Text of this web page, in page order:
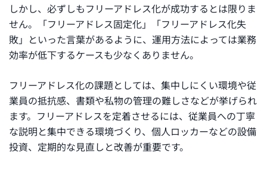
しかし、必ずしもフリーアドレス化が成功するとは限りま
せん。「フリーアドレス固定化」「フリーアドレス化失
敗」といった言葉があるように、運用方法によっては業務
効率が低下するケースも少なくありません。
フリーアドレス化の課題としては、集中しにくい環境や従
業員の抵抗感、書類や私物の管理の難しさなどが挙げられ
ます。フリーアドレスを定着させるには、従業員への丁寧
な説明と集中できる環境づくり、個人ロッカーなどの設備
投資、定期的な見直しと改善が重要です。